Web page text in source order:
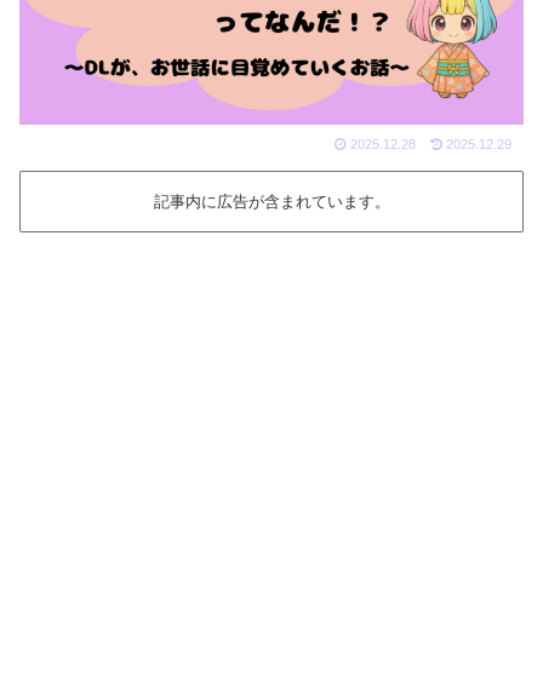
2025.12.28 2025.12.29
記事内に広告が含まれています。